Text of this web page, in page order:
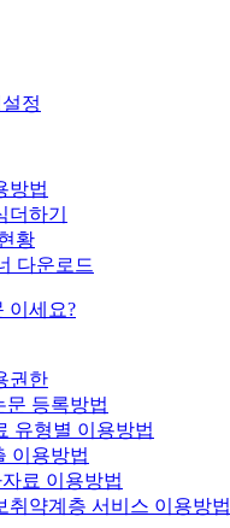
정
방법
더하기
황
다운로드
이세요?
권한
문 등록방법
유형별 이용방법
이용방법
료 이용방법
취약계층 서비스 이용방법